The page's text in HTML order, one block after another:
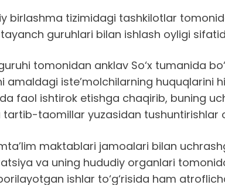
birlashma tizimidagi tashkilotlar
guruhlari bilan ishlash oyligi
tomonidan anklav So‘x tumanida
iste’molchilarning huquqlarini
faol ishtirok etishga chaqirib, buning
tartib-taomillar yuzasidan tushuntirishlar
maktablari jamoalari bilan
va uning hududiy organlari
ishlar to‘g‘risida ham